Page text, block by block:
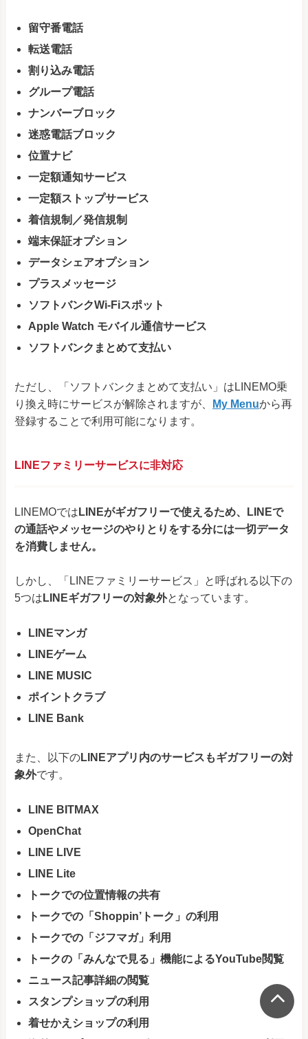
留守番電話
転送電話
割り込み電話
グループ電話
ナンバーブロック
迷惑電話ブロック
位置ナビ
一定額通知サービス
一定額ストップサービス
着信規制／発信規制
端末保証オプション
データシェアオプション
プラスメッセージ
ソフトバンクWi-Fiスポット
Apple Watch モバイル通信サービス
ソフトバンクまとめて支払い
ただし、「ソフトバンクまとめて支払い」はLINEMO乗
り換え時にサービスが解除されますが、
My Menuから再
登録することで利用可能になります。
LINEファミリーサービスに非対応
LINEMOでは LINEがギガフリーで使えるため、
LINEで
の通話やメッセージのやりとりをする分には一切データ
を消費しません。
しかし、「LINEファミリーサービス」と呼ばれる以下の
5つは LINEギガフリーの対象外となっています。
LINEマンガ
LINEゲーム
LINE MUSIC
ポイントクラブ
LINE Bank
また、以下のLINEアプリ内のサービスもギガフリーの対
象外です。
LINE BITMAX
OpenChat
LINE LIVE
LINE Lite
トークでの位置情報の共有
トークでの「Shoppin’トーク」の利用
トークでの「ジフマガ」利用
トークの「みんなで見る」機能によるYouTube閲覧
ニュース記事詳細の閲覧
スタンプショップの利用
着せかえショップの利用